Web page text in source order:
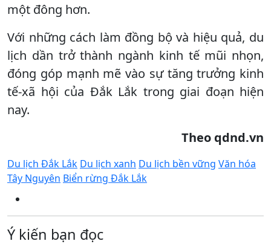
một đông hơn.
Với những cách làm đồng bộ và hiệu quả, du
lịch dần trở thành ngành kinh tế mũi nhọn,
đóng góp mạnh mẽ vào sự tăng trưởng kinh
tế-xã hội của Đắk Lắk trong giai đoạn hiện
nay.
Theo qdnd.vn
Du lịch Đắk Lắk Du lịch xanh Du lịch bền vững Văn hóa
Tây Nguyên Biển rừng Đắk Lắk
Ý kiến bạn đọc